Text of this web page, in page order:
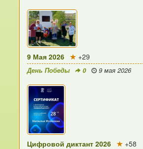
9 Мая 2026 +29
День Победы 0 9 мая 2026
Цифровой диктант 2026 +58